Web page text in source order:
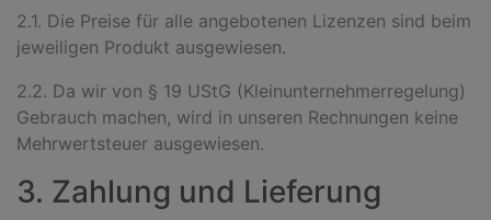
2.1. Die Preise für alle angebotenen Lizenzen sind beim
jeweiligen Produkt ausgewiesen.
2.2. Da wir von § 19 UStG (Kleinunternehmerregelung)
Gebrauch machen, wird in unseren Rechnungen keine
Mehrwertsteuer ausgewiesen.
3. Zahlung und Lieferung